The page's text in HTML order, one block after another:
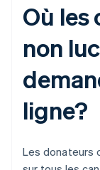
Où les
non
ligne?
Les donateurs